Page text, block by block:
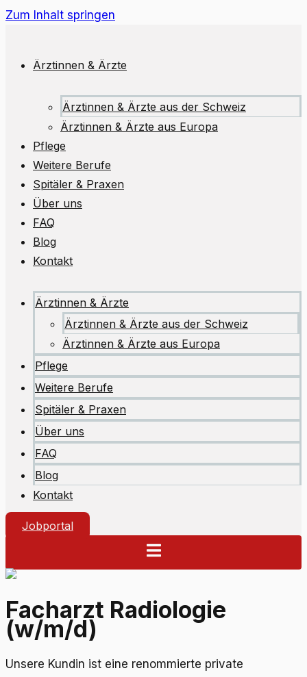
Zum Inhalt springen
Ärztinnen & Ärzte
Ärztinnen & Ärzte aus der Schweiz
Ärztinnen & Ärzte aus Europa
Pflege
Weitere Berufe
Spitäler & Praxen
Über uns
FAQ
Blog
Kontakt
Ärztinnen & Ärzte
Ärztinnen & Ärzte aus der Schweiz
Ärztinnen & Ärzte aus Europa
Pflege
Weitere Berufe
Spitäler & Praxen
Über uns
FAQ
Blog
Kontakt
Jobportal
Facharzt Radiologie
(w/m/d)
Unsere Kundin ist eine renommierte private